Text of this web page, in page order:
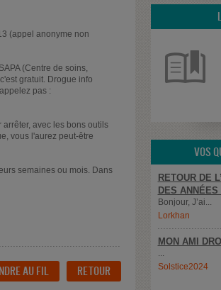
(appel anonyme non
(Centre de soins,
gratuit. Drogue info
pas :
avec les bons outils
vous l'aurez peut-être
semaines ou mois. Dans
AU FIL RETOUR
VOS
RETOUR DE
DES ANNÉES
Bonjour, J’ai...
Lorkhan
MON AMI
Solstice2024